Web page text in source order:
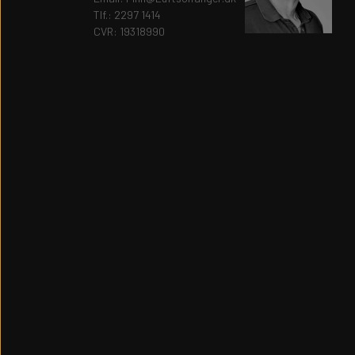
Tlf.: 2297 1414
CVR: 19318990